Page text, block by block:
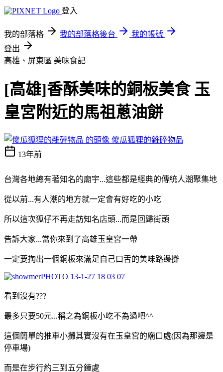
登入
我的部落格 我的部落格後台
我的帳號
登出
高雄、屏東區 美味食記
[高雄]香酥美味的銅板美食 玉
皇宮附近的馬祖蔥油餅
傻瓜狐狸的雜碎物品
13年前
台灣各地總有著知名的廟宇...這些都是經典的傳統人潮聚集地
從以前...有人潮的地方就一定會有好吃的小吃
所以這次狐仔不再走訪知名店頭...而是回歸街頭
告訴大家...當你來到了高雄玉皇宮一帶
一定要掏出一個銅板來滿足自己口舌的美味路邊攤
看到沒有???
最多只要50元...稱之為銅板小吃不為過吧^^
這個簡單的推車小攤其實沒有在玉皇宮的廟口處(因為那邊是
停車場)
而是在步行約三到五分鐘處